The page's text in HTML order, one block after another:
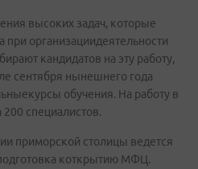
высоких задач, которые
при организациидеятельности
кандидатов на эту работу,
сентября нынешнего года
обучения. На работу в
специалистов.
приморской столицы ведется
коткрытию МФЦ.